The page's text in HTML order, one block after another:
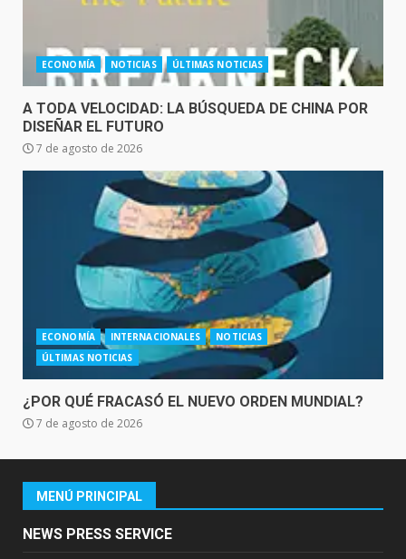
ECONOMÍA NOTICIAS ÚLTIMAS NOTICIAS
A TODA VELOCIDAD: LA BÚSQUEDA DE CHINA POR
DISEÑAR EL FUTURO
7 de agosto de 2026
ECONOMÍA INTERNACIONALES
NOTICIAS
ÚLTIMAS NOTICIAS
¿POR QUÉ FRACASÓ EL NUEVO ORDEN MUNDIAL?
7 de agosto de 2026
MENÚ PRINCIPAL
NEWS PRESS SERVICE